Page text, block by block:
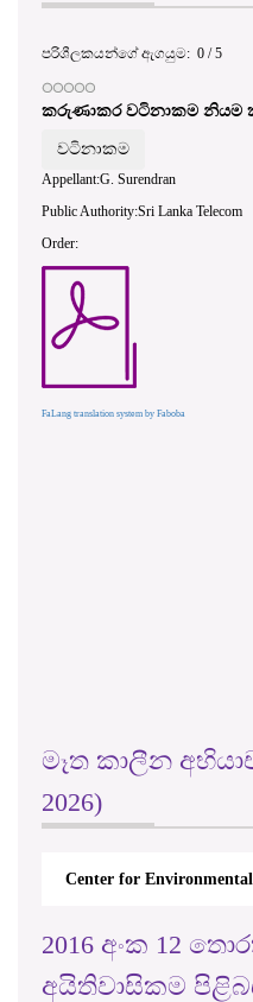
පරිශීලකයන්ගේ ඇගයුම: 0 /5
කරුණාකර වටිනාකම නියම
Appellant:G. Surendran
Public Authority:Sri Lanka Telecom
Order:
FaLang translation system by Faboba
මෑත කාලීන
2026)
Center for
2016 අංක 12
අයිතිවාසිකම